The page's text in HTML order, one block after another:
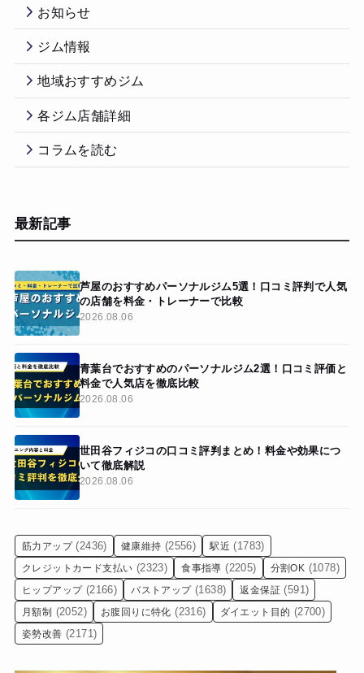
お知らせ
ジム情報
地域おすすめジム
各ジム店舗詳細
コラムを読む
最新記事
芦屋のおすすめパーソナルジム5選！口コミ評判で人気
の店舗を料金・トレーナーで比較
2026.08.06
青葉台でおすすめのパーソナルジム2選！口コミ評価と
料金で人気店を徹底比較
2026.08.06
世田谷フィジコの口コミ評判まとめ！料金や効果につ
いて徹底解説
2026.08.06
筋力アップ (2436) 健康維持 (2556) 駅近 (1783)
クレジットカード支払い (2323) 食事指導 (2205) 分割OK (1078)
ヒップアップ (2166) バストアップ (1638) 返金保証 (591)
月額制 (2052) お腹回りに特化 (2316) ダイエット目的 (2700)
姿勢改善 (2171)